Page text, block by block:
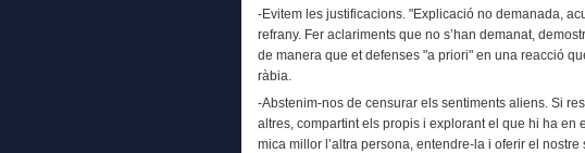
-Evitem les justificacions. "Explicació no demanada,
refrany. Fer aclariments que no s’han demanat,
de manera que et defenses "a priori" en una reacció
ràbia.
-Abstenim-nos de censurar els sentiments aliens. Si
altres, compartint els propis i explorant el que hi ha en
mica millor l’altra persona, entendre-la i oferir el nostre